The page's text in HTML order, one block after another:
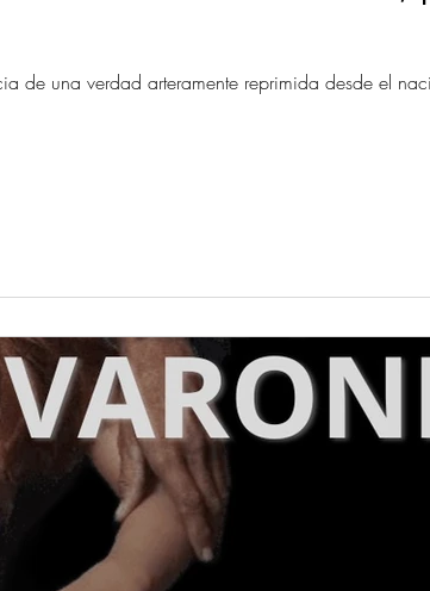
de una verdad arteramente reprimida desde el